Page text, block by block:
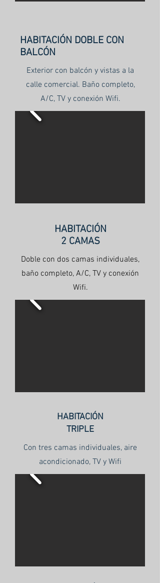
HABITACIÓN DOBLE CON
BALCÓN
Exterior con balcón y vistas a la
calle comercial. Baño completo,
A/C, TV y conexión Wifi.
HABITACIÓN
2 CAMAS
Doble con dos camas individuales,
baño completo, A/C, TV y conexión
Wifi.
HABITACIÓN
TRIPLE
Con tres camas individuales, aire
acondicionado, TV y Wifi